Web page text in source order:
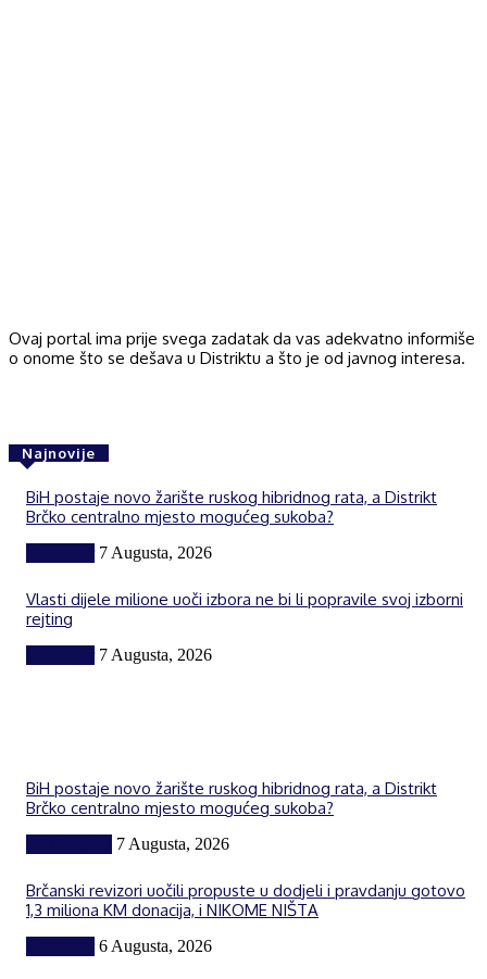
Ovaj portal ima prije svega zadatak da vas adekvatno informiše
o onome što se dešava u Distriktu a što je od javnog interesa.
Najnovije
BiH postaje novo žarište ruskog hibridnog rata, a Distrikt
Brčko centralno mjesto mogućeg sukoba?
7 Augusta, 2026
Vlasti dijele milione uoči izbora ne bi li popravile svoj izborni
rejting
7 Augusta, 2026
BiH postaje novo žarište ruskog hibridnog rata, a Distrikt
Brčko centralno mjesto mogućeg sukoba?
7 Augusta, 2026
Brčanski revizori uočili propuste u dodjeli i pravdanju gotovo
1,3 miliona KM donacija, i NIKOME NIŠTA
6 Augusta, 2026